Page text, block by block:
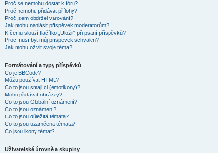
Proč se nemohu dostat k fóru?
Proč nemohu přidávat přílohy?
Proč jsem obdržel varování?
Jak mohu nahlásit příspěvek moderátorům?
K čemu slouží tlačítko „Uložit“ při psaní příspěvků?
Proč musí být můj příspěvek schválen?
Jak mohu oživit svoje téma?
Formátování a typy příspěvků
Co je BBCode?
Můžu používat HTML?
Co to jsou smajlíci (emotikony)?
Mohu přidávat obrázky?
Co to jsou Globální oznámení?
Co to jsou oznámení?
Co to jsou důležitá témata?
Co to jsou uzamčená témata?
Co jsou ikony témat?
Uživatelské úrovně a skupiny